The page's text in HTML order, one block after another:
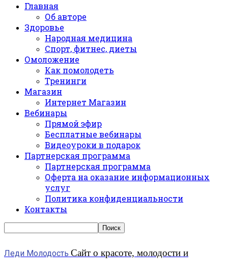
Главная
Об авторе
Здоровье
Народная медицина
Спорт, фитнес, диеты
Омоложение
Как помолодеть
Тренинги
Магазин
Интернет Магазин
Вебинары
Прямой эфир
Бесплатные вебинары
Видеоуроки в подарок
Партнерская программа
Партнерская программа
Оферта на оказание информационных
услуг
Политика конфиденциальности
Контакты
Леди Молодость Сайт о красоте, молодости и